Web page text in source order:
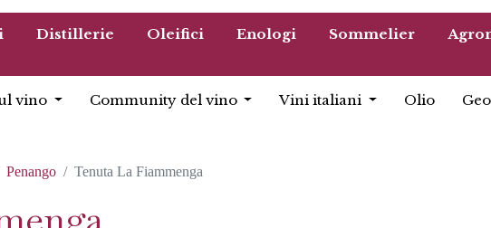
Distillerie Oleifici Enologi Sommelier
vino Community del vino Vini italiani Olio
Penango Tenuta La Fiammenga